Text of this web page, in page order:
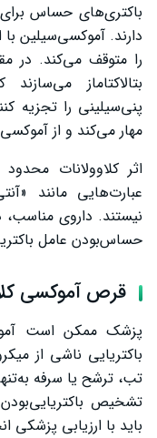
باکتری‌های حساس برای
دارند. آموکسی‌سیلین
را متوقف می‌کند. در
بتالاکتاماز
پنی‌سیلینی را تجزیه
مهار می‌کند و از
اثر کلاوولانات
عبارت‌هایی مانند
نیستند. داروی
حساس‌بودن عامل
قرص آموکسی
پزشک ممکن است
باکتریایی ناشی از
تب، ترشح یا سرفه
تشخیص
باید با ارزیابی پزشکی